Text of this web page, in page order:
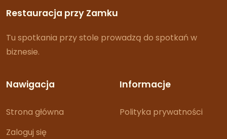
Restauracja przy Zamku
Tu spotkania przy stole prowadzą do spotkań w
biznesie.
Nawigacja
Strona główna
Zaloguj się
Informacje
Polityka prywatności